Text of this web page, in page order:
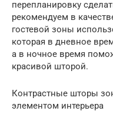
перепланировку
рекомендуем в
гостевой зоны
которая в дневное
а в ночное время
красивой шторой.
Контрастные шторы
элементом интерьера